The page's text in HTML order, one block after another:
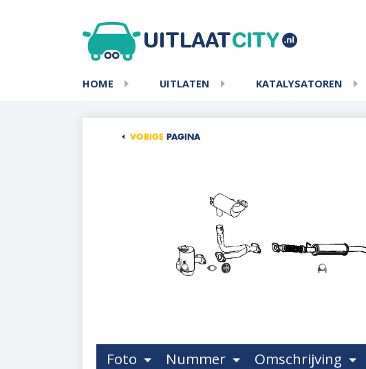
HOME UITLATEN KATALYSATOREN
VORIGE PAGINA
Foto Nummer Omschrijving